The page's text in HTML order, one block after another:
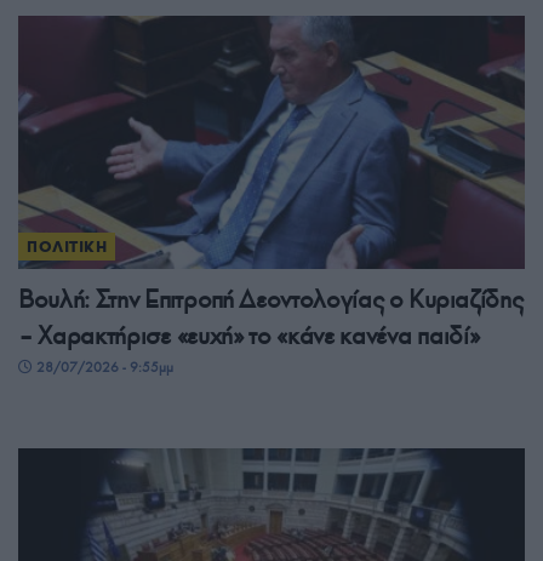
ΠΟΛΙΤΙΚΗ
Βουλή: Στην Επιτροπή Δεοντολογίας ο Κυριαζίδης
– Χαρακτήρισε «ευχή» το «κάνε κανένα παιδί»
28/07/2026 - 9:55μμ